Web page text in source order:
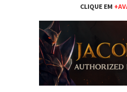
CLIQUE EM